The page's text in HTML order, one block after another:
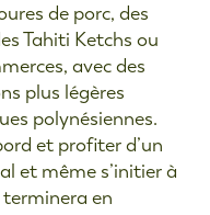
de porc, des
Tahiti Ketchs ou
avec des
plus légères
polynésiennes.
et profiter d’un
et même s’initier à
en